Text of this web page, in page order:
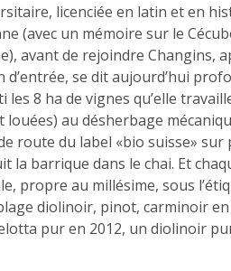
licenciée en latin et en
(avec un mémoire sur le
avant de rejoindre Changins,
d’entrée, se dit aujourd’hui
les 8 ha de vignes qu’elle
louées) au désherbage
route du label «bio suisse» sur
la barrique dans le chai. Et
propre au millésime, sous
diolinoir, pinot, carminoir
pur en 2012, un diolinoir